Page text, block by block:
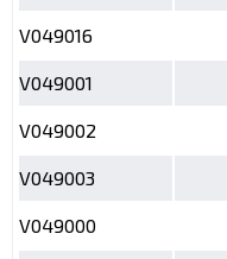
V049016
V049001
V049002
V049003
V049000